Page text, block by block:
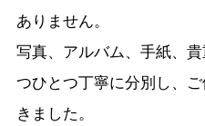
ありません。
写真、アルバム、手紙、
つひとつ丁寧に分別し、
きました。